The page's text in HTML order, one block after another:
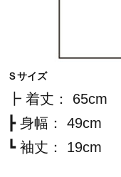
Ｓサイズ
┣ 着丈： 65cm
┣ 身幅： 49cm
┗ 袖丈： 19cm